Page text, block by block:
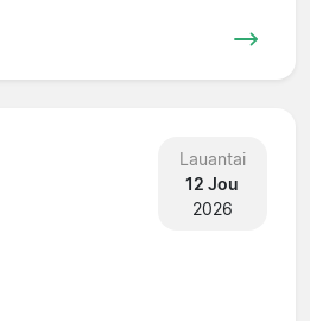
Lauantai
12 Jou
2026